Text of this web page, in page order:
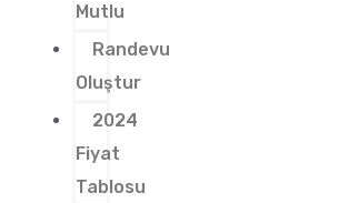
Mutlu
Randevu
Oluştur
2024
Fiyat
Tablosu